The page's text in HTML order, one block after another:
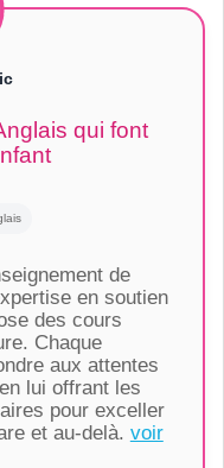
qui font
de
en soutien
des cours
Chaque
aux attentes
lui offrant les
pour exceller
et au-delà. voir